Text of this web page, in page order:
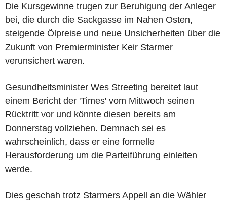
Die Kursgewinne trugen zur Beruhigung der Anleger
bei, die durch die Sackgasse im Nahen Osten,
steigende Ölpreise und neue Unsicherheiten über die
Zukunft von Premierminister Keir Starmer
verunsichert waren.
Gesundheitsminister Wes Streeting bereitet laut
einem Bericht der 'Times' vom Mittwoch seinen
Rücktritt vor und könnte diesen bereits am
Donnerstag vollziehen. Demnach sei es
wahrscheinlich, dass er eine formelle
Herausforderung um die Parteiführung einleiten
werde.
Dies geschah trotz Starmers Appell an die Wähler